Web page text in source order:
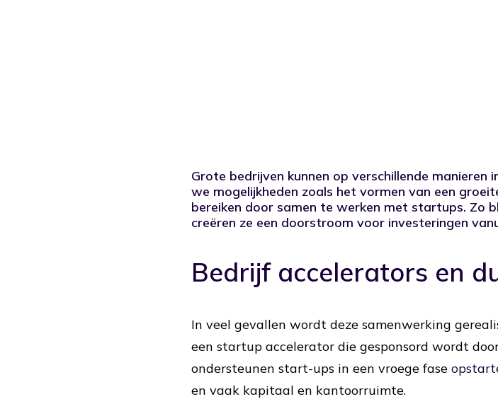
Grote bedrijven kunnen op verschillende manieren
we mogelijkheden zoals het vormen van een
bereiken door samen te werken met startups. Zo
creëren ze een doorstroom voor investeringen
Bedrijf accelerators en
In veel gevallen wordt deze samenwerking
een startup accelerator die gesponsord wordt
ondersteunen start-ups in een vroege fase
en vaak kapitaal en kantoorruimte.